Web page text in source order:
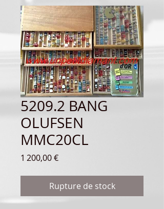
5209.2 BANG
OLUFSEN
MMC20CL
1 200,00 €Prix
Rupture de stock